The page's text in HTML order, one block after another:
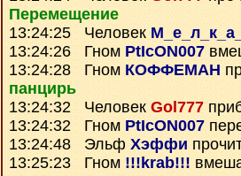
Перемещение
13:24:25 Человек
13:24:26 Гном PtIcON007
13:24:28 Гном КОФФЕМАН
панцирь
13:24:32 Человек Gol777
13:24:32 Гном PtIcON007
13:24:48 Эльф Хэффи
13:25:23 Гном !!!krab!!!